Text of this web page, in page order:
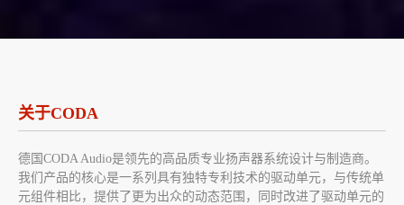
关于CODA
德国CODA Audio是领先的高品质专业扬声器系统设计与制造商。
我们产品的核心是一系列具有独特专利技术的驱动单元，与传统单
元组件相比，提供了更为出众的动态范围，同时改进了驱动单元的